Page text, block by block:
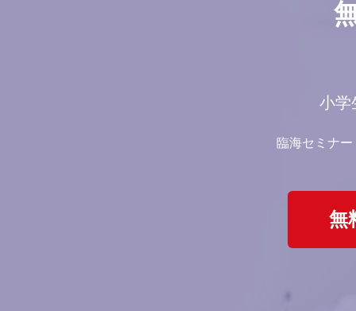
小学
臨海セミナ
無